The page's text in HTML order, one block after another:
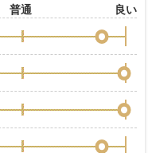
普通 良い